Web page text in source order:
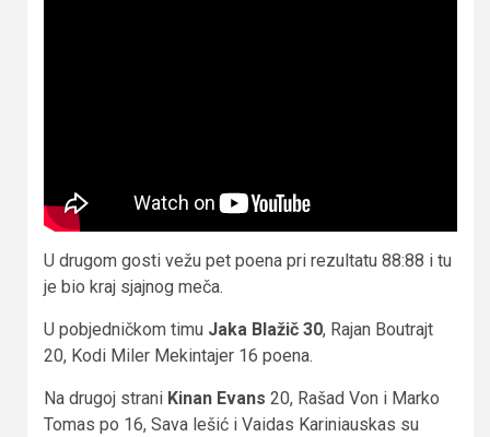
U drugom gosti vežu pet poena pri rezultatu 88:88 i tu
je bio kraj sjajnog meča.
U pobjedničkom timu Jaka Blažič 30, Rajan Boutrajt
20, Kodi Miler Mekintajer 16 poena.
Na drugoj strani Kinan Evans 20, Rašad Von i Marko
Tomas po 16, Sava lešić i Vaidas Kariniauskas su